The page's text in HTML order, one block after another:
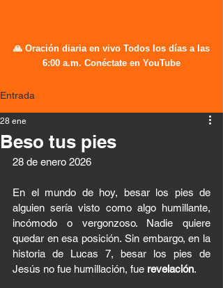
🙏 Oración diaria en vivo Todos los días a las
6:00 a.m. Conéctate en YouTube
Entrada
Beso tus pies
28 ene
28 de enero 2026
En el mundo de hoy, besar los pies de
alguien sería visto como algo humillante,
incómodo o vergonzoso. Nadie quiere
quedar en esa posición. Sin embargo, en la
historia de Lucas 7, besar los pies de
Jesús no fue humillación, fue revelación.